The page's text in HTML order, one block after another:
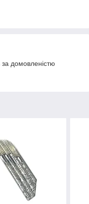
домовленістю